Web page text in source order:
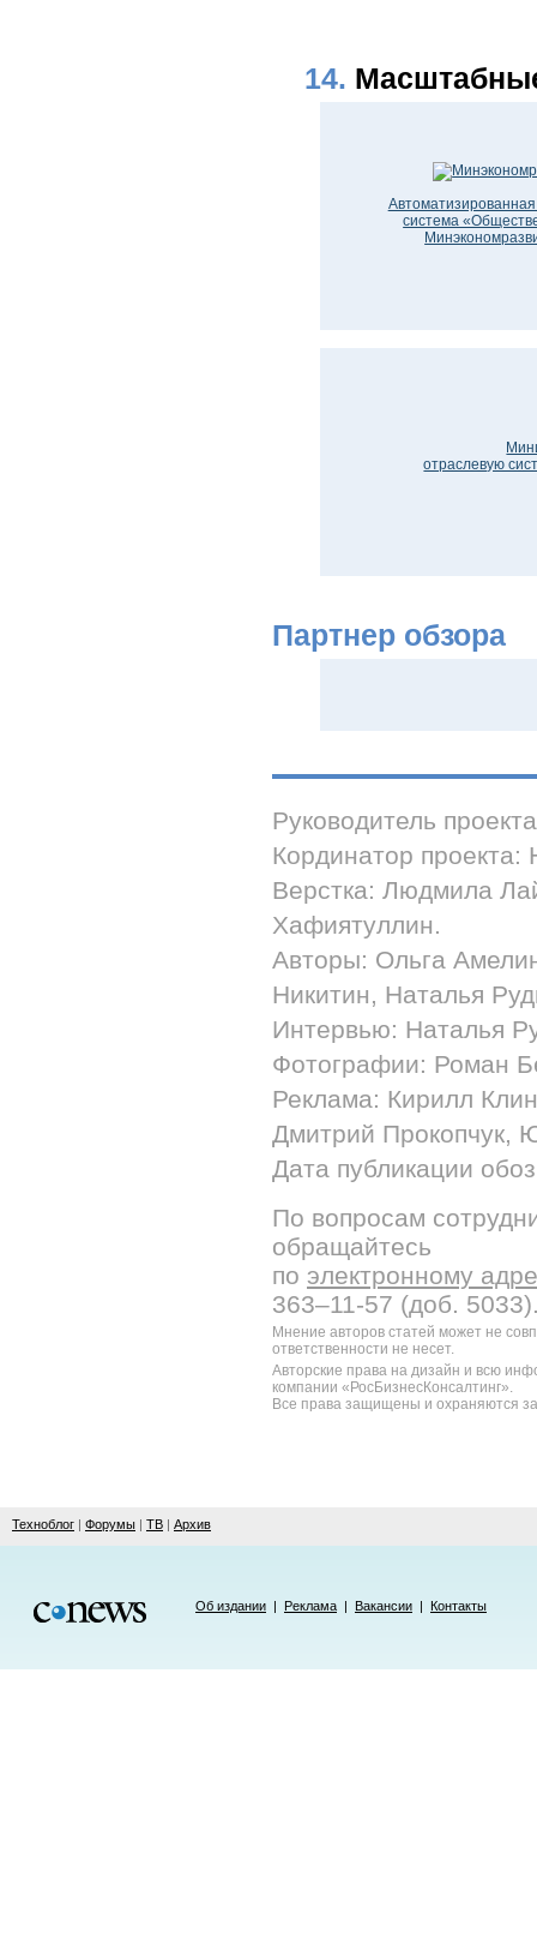
14.
система
отраслевую
Партнер обзора
Руководитель
Кординатор проекта:
Верстка: Людмила
Хафиятуллин.
Авторы: Ольга
Никитин, Наталья
Интервью: Наталья
Фотографии: Роман
Реклама: Кирилл
Дмитрий Прокопчук,
Дата публикации
По вопросам
обращайтесь
по электронному
363–11-57 (доб.
Мнение авторов статей может не
ответственности не несет.
Авторские права на дизайн и всю
компании «РосБизнесКонсалтинг».
Все права защищены и охраняются
Техноблог | Форумы | ТВ | Архив
Об издании | Реклама | Вакансии | Контакты